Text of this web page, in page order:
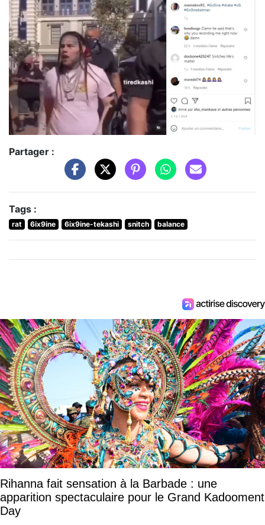
Partager :
Tags :
rat 6ix9ine 6ix9ine-tekashi snitch balance
Rihanna fait sensation à la Barbade : une
apparition spectaculaire pour le Grand Kadooment
Day